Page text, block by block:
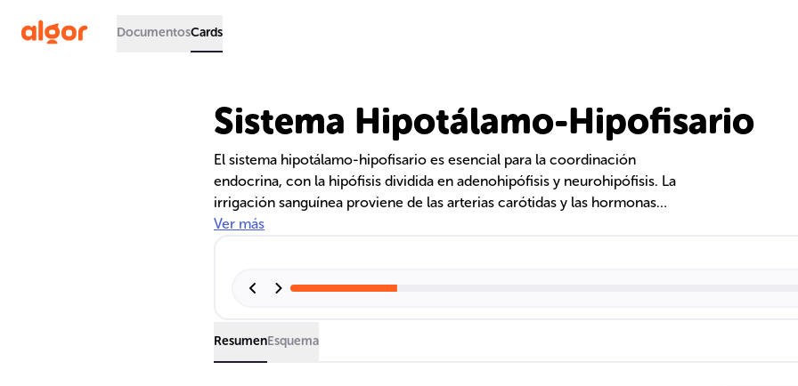
DocumentosCards
Sistema Hipotálamo-Hipofisario
El sistema hipotálamo-hipofisario es esencial para la coordinación
endocrina, con la hipófisis dividida en adenohipófisis y neurohipófisis. La
irrigación sanguínea proviene de las arterias carótidas y las hormonas
hipotalámicas regulan la secreción de hormonas como GH, TSH y ACTH.
producción de TSH y ACTH.
Ver más
ResumenEsquema